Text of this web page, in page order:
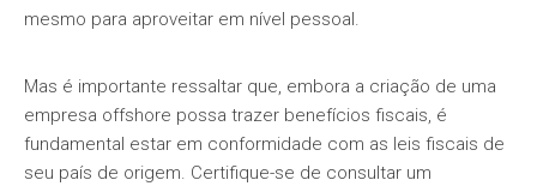
mesmo para aproveitar em nível pessoal.
Mas é importante ressaltar que, embora a criação de uma
empresa offshore possa trazer benefícios fiscais, é
fundamental estar em conformidade com as leis fiscais de
seu país de origem. Certifique-se de consultar um